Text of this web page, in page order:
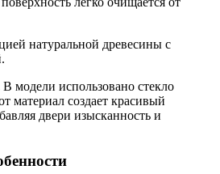
натуральной древесины с
В модели использовано стекло
материал создает красивый
двери изысканность и